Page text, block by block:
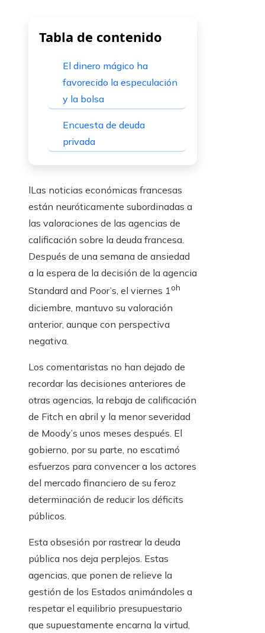
Tabla de contenido
El dinero mágico ha
favorecido la especulación
y la bolsa
Encuesta de deuda
privada
lLas noticias económicas francesas
están neuróticamente subordinadas a
las valoraciones de las agencias de
calificación sobre la deuda francesa.
Después de una semana de ansiedad
a la espera de la decisión de la agencia
Standard and Poor’s, el viernes 1oh
diciembre, mantuvo su valoración
anterior, aunque con perspectiva
negativa.
Los comentaristas no han dejado de
recordar las decisiones anteriores de
otras agencias, la rebaja de calificación
de Fitch en abril y la menor severidad
de Moody’s unos meses después. El
gobierno, por su parte, no escatimó
esfuerzos para convencer a los actores
del mercado financiero de su feroz
determinación de reducir los déficits
públicos.
Esta obsesión por rastrear la deuda
pública nos deja perplejos. Estas
agencias, que ponen de relieve la
gestión de los Estados animándoles a
respetar el equilibrio presupuestario
que supuestamente encarna la virtud,